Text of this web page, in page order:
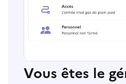
Vous êtes le